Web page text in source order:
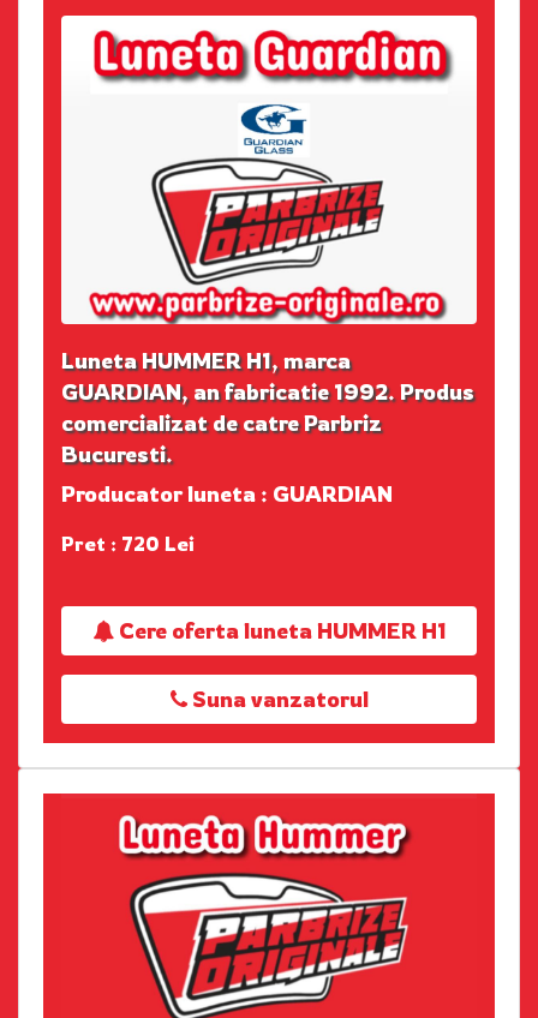
Luneta HUMMER H1, marca
GUARDIAN, an fabricatie 1992. Produs
comercializat de catre Parbriz
Bucuresti.
Producator luneta : GUARDIAN
Pret : 720 Lei
Cere oferta luneta HUMMER H1
Suna vanzatorul